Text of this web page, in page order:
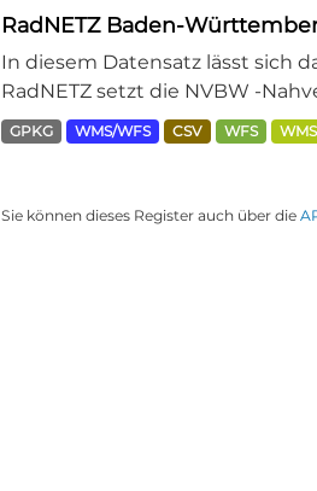
RadNETZ Baden-
In diesem Datensatz lässt sich
RadNETZ setzt die NVBW -
GPKG WMS/WFS CSV WFS WMS
Sie können dieses Register auch über die